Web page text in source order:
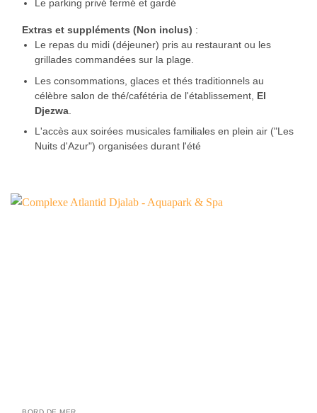
Le parking privé fermé et gardé
Extras et suppléments (Non inclus) :
Le repas du midi (déjeuner) pris au restaurant ou les
grillades commandées sur la plage.
Les consommations, glaces et thés traditionnels au
célèbre salon de thé/cafétéria de l'établissement, El
Djezwa.
L'accès aux soirées musicales familiales en plein air ("Les
Nuits d'Azur") organisées durant l'été